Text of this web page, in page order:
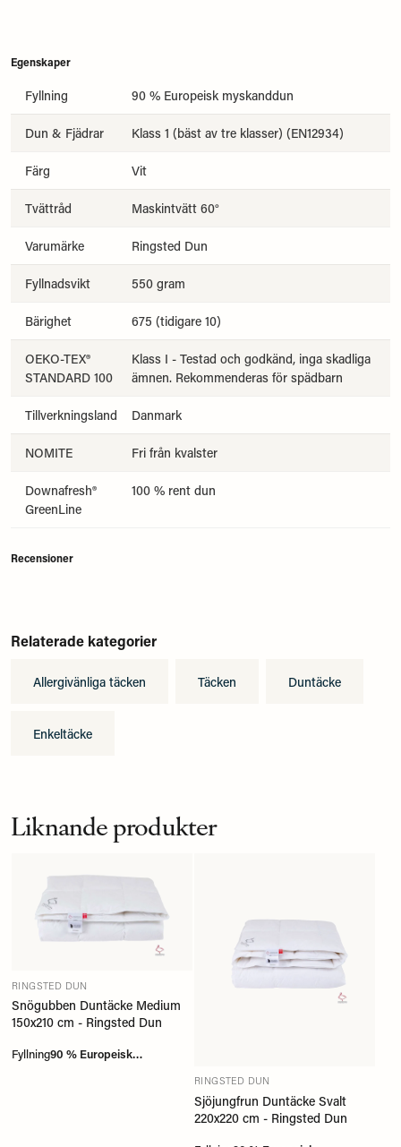
Egenskaper
Fyllning 90 % Europeisk myskanddun
Dun & Fjädrar Klass 1 (bäst av tre klasser) (EN12934)
Färg Vit
Tvättråd Maskintvätt 60°
Varumärke Ringsted Dun
Fyllnadsvikt 550 gram
Bärighet 675 (tidigare 10)
OEKO-TEX®
STANDARD 100
Klass I - Testad och godkänd, inga skadliga
ämnen. Rekommenderas för spädbarn
Tillverkningsland Danmark
NOMITE Fri från kvalster
Downafresh®
GreenLine
100 % rent dun
Recensioner
Relaterade kategorier
Allergivänliga täcken Täcken Duntäcke
Enkeltäcke
Liknande produkter
RINGSTED DUN
Snögubben Duntäcke Medium
150x210 cm - Ringsted Dun
Fyllning90 % Europeisk
RINGSTED DUN
Sjöjungfrun Duntäcke Svalt
220x220 cm - Ringsted Dun